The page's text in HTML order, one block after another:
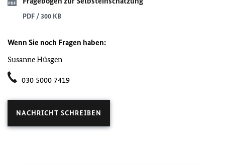
PDF / 300 KB
Wenn Sie noch Fragen haben:
Susanne Hüsgen
030 5000 7419
NACHRICHT SCHREIBEN